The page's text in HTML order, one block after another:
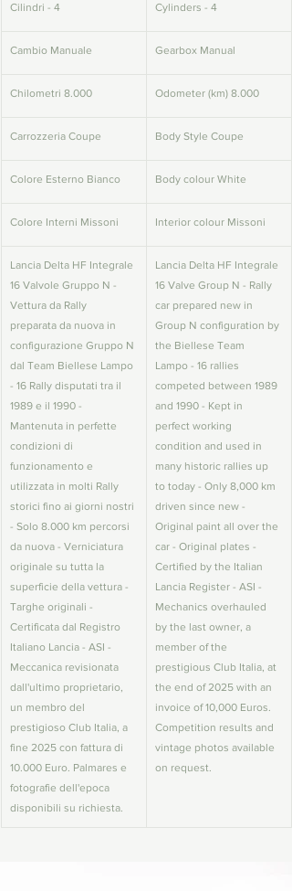
Cilindri - 4 Cylinders - 4
Cambio Manuale Gearbox Manual
Chilometri 8.000 Odometer (km) 8.000
Carrozzeria Coupe Body Style Coupe
Colore Esterno Bianco Body colour White
Colore Interni Missoni Interior colour Missoni
Lancia Delta HF Integrale
16 Valvole Gruppo N -
Vettura da Rally
preparata da nuova in
configurazione Gruppo N
dal Team Biellese Lampo
- 16 Rally disputati tra il
1989 e il 1990 -
Mantenuta in perfette
condizioni di
funzionamento e
utilizzata in molti Rally
storici fino ai giorni nostri
- Solo 8.000 km percorsi
da nuova - Verniciatura
originale su tutta la
superficie della vettura -
Targhe originali -
Certificata dal Registro
Italiano Lancia - ASI -
Meccanica revisionata
dall'ultimo proprietario,
un membro del
prestigioso Club Italia, a
fine 2025 con fattura di
10.000 Euro. Palmares e
fotografie dell'epoca
disponibili su richiesta.
Lancia Delta HF Integrale
16 Valve Group N - Rally
car prepared new in
Group N configuration by
the Biellese Team
Lampo - 16 rallies
competed between 1989
and 1990 - Kept in
perfect working
condition and used in
many historic rallies up
to today - Only 8,000 km
driven since new -
Original paint all over the
car - Original plates -
Certified by the Italian
Lancia Register - ASI -
Mechanics overhauled
by the last owner, a
member of the
prestigious Club Italia, at
the end of 2025 with an
invoice of 10,000 Euros.
Competition results and
vintage photos available
on request.